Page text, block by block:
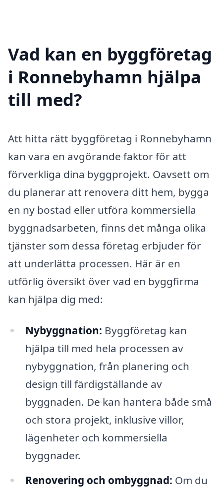
Vad kan en byggföretag
i Ronnebyhamn hjälpa
till med?
Att hitta rätt byggföretag i Ronnebyhamn
kan vara en avgörande faktor för att
förverkliga dina byggprojekt. Oavsett om
du planerar att renovera ditt hem, bygga
en ny bostad eller utföra kommersiella
byggnadsarbeten, finns det många olika
tjänster som dessa företag erbjuder för
att underlätta processen. Här är en
utförlig översikt över vad en byggfirma
kan hjälpa dig med:
Nybyggnation: Byggföretag kan
hjälpa till med hela processen av
nybyggnation, från planering och
design till färdigställande av
byggnaden. De kan hantera både små
och stora projekt, inklusive villor,
lägenheter och kommersiella
byggnader.
Renovering och ombyggnad: Om du